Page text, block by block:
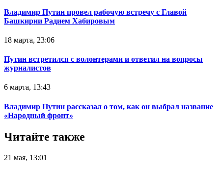
Владимир Путин провел рабочую встречу с Главой
Башкирии Радием Хабировым
18 марта, 23:06
Путин встретился с волонтерами и ответил на вопросы
журналистов
6 марта, 13:43
Владимир Путин рассказал о том, как он выбрал название
«Народный фронт»
Читайте также
21 мая, 13:01